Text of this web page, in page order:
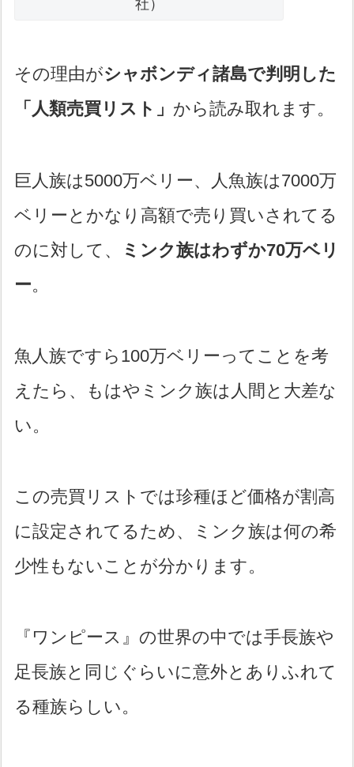
社）
その理由がシャボンディ諸島で判明した
「人類売買リスト」 から読み取れます。
巨人族は5000万ベリー、人魚族は7000万
ベリーとかなり高額で売り買いされてる
のに対して、
ミンク族はわずか70万ベリ
ー。
魚人族ですら100万ベリーってことを考
えたら、もはやミンク族は人間と大差な
い。
この売買リストでは珍種ほど価格が割高
に設定されてるため、ミンク族は何の希
少性もないことが分かります。
『ワンピース』の世界の中では手長族や
足長族と同じぐらいに意外とありふれて
る種族らしい。